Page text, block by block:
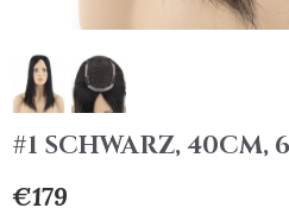
#1 SCHWARZ, 40CM,
€179